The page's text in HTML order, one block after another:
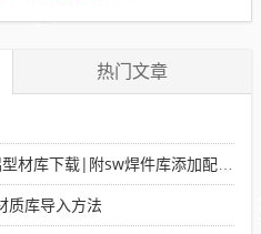
热门文章
下载|附sw焊件库添加配置使用教程
质库导入方法